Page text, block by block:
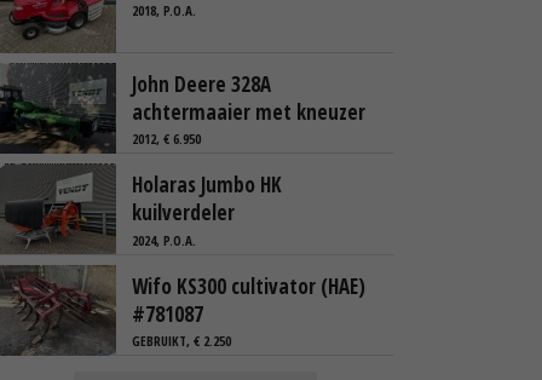
2018, P.O.A.
John Deere 328A
achtermaaier met kneuzer
2012, € 6.950
Holaras Jumbo HK
kuilverdeler
2024, P.O.A.
Wifo KS300 cultivator (HAE)
#781087
GEBRUIKT, € 2.250